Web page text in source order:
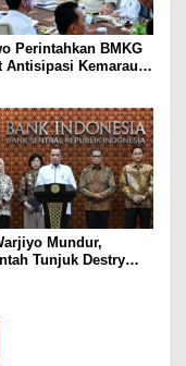
Perintahkan BMKG
Antisipasi Kemarau
Mundur,
Tunjuk Destry